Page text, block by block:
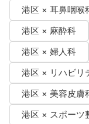
港区 × 耳鼻咽喉
港区 × 麻酔科
港区 × 婦人科
港区 × リハビリ
港区 × 美容皮膚
港区 × スポーツ